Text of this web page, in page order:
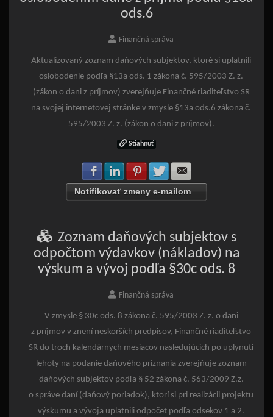
ods.6
Finančná správa
Aktualizovaný zoznam daňových subjektov, ktoré si uplatnili
oslobodenie podľa §13a ods. 1 zákona č. 595/2003 Z. z.
(zákon o dani z príjmov) zverejňuje Finančné riaditeľstvo SR
na svojej internetovej stránke v zmysle §13a ods.6 zákona č.
595/2003 Z. z. (zákon o dani z príjmov).
Stiahnuť
Zdielať na Facebook
Zdielať na LinkedIn
Zdielať na Pinterest
Zdielať na Twitter
Notifikovať zmeny e-mailom
Zoznam daňových subjektov s
odpočtom výdavkov (nákladov) na
výskum a vývoj podľa §30c ods. 8
Finančná správa
V zmysle § 30c ods. 8 zákona č. 595/2003 Z. z. o dani
z príjmov v znení neskorších predpisov, Finančné riaditeľstvo
SR do troch kalendárnych mesiacov nasledujúcich po uplynutí
lehoty na podanie daňového priznania zverejňuje zoznam
daňových subjektov podľa § 52 zákona č. 563/2009 Z.z.
o správe daní (daňový poriadok), ktorí si pri realizácii projektu
výskumu a vývoja uplatnili odpočet podľa odsekov 1 a 2.